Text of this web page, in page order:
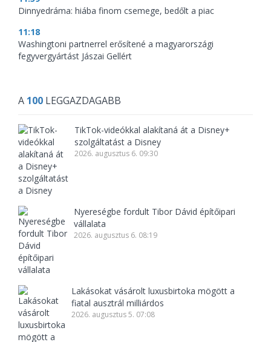
Dinnyedráma: hiába finom csemege, bedőlt a piac
11:18
Washingtoni partnerrel erősítené a magyarországi
fegyvergyártást Jászai Gellért
A 100 LEGGAZDAGABB
TikTok-videókkal alakítaná át a Disney+
szolgáltatást a Disney
2026. augusztus 6. 09:30
Nyereségbe fordult Tibor Dávid építőipari
vállalata
2026. augusztus 6. 08:19
Lakásokat vásárolt luxusbirtoka mögött a
fiatal ausztrál milliárdos
2026. augusztus 5. 07:08